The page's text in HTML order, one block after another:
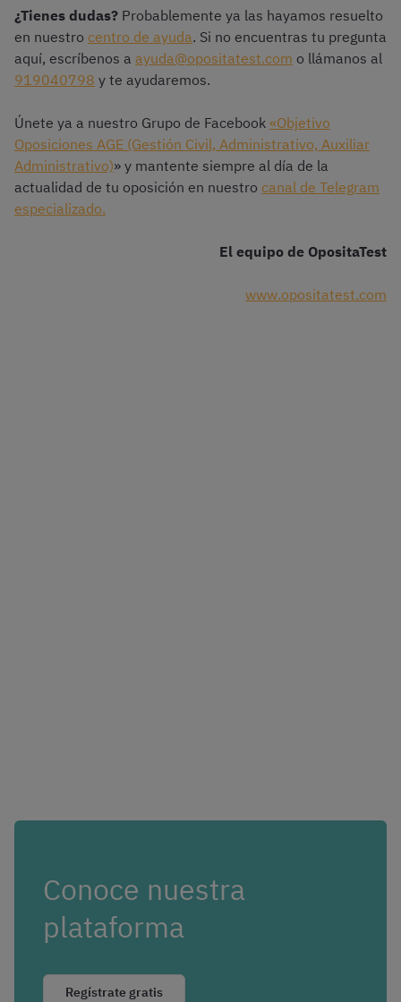
¿Tienes dudas? Probablemente ya las hayamos resuelto
en nuestro centro de ayuda. Si no encuentras tu pregunta
aquí, escríbenos a ayuda@opositatest.com o llámanos al
919040798 y te ayudaremos.
Únete ya a nuestro Grupo de Facebook «Objetivo
Oposiciones AGE (Gestión Civil, Administrativo, Auxiliar
Administrativo)» y mantente siempre al día de la
actualidad de tu oposición en nuestro canal de Telegram
especializado.
El equipo de OpositaTest
www.opositatest.com
Conoce nuestra
plataforma
Regístrate gratis